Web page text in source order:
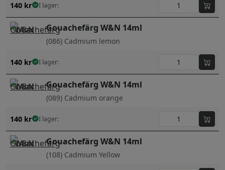
140 kr I lager:
Gouachefärg W&N 14ml
(086) Cadmium lemon
140 kr I lager:
Gouachefärg W&N 14ml
(089) Cadmium orange
140 kr I lager:
Gouachefärg W&N 14ml
(108) Cadmium Yellow